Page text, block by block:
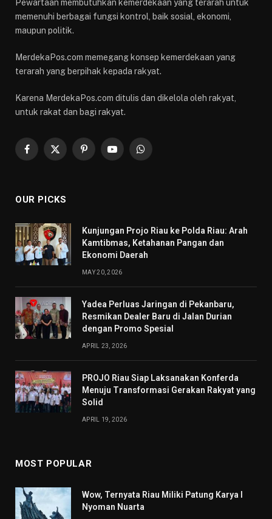
Pewartaan membutuhkan kemerdekaan yang terarah untuk
memenuhi berbagai fungsi kontrol, baik sosial, ekonomi,
maupun politik.
MerdekaPos.com memegang konsep kemerdekaan yang
terarah yang berpihak kepada rakyat.
Karena MerdekaPos.com ditulis dan dikelola oleh rakyat,
untuk rakat dan bagi rakyat.
Facebook
X
PinterestYouTubeWhatsApp
OUR PICKS
Kunjungan Projo Riau ke Polda Riau: Arah
Kamtibmas, Ketahanan Pangan dan
Ekonomi Daerah
MAY 20, 2026
Yadea Perluas Jaringan di Pekanbaru,
Resmikan Dealer Baru di Jalan Durian
dengan Promo Spesial
APRIL 23, 2026
PROJO Riau Siap Laksanakan Konferda
Menuju Transformasi Gerakan Rakyat yang
Solid
APRIL 19, 2026
MOST POPULAR
Wow, Ternyata Riau Miliki Patung Karya I
Nyoman Nuarta